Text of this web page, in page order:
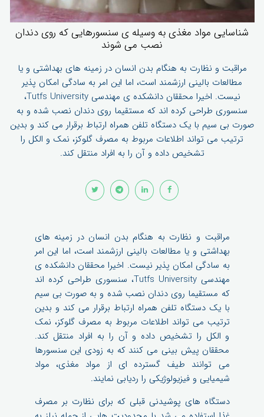
شناسایی مواد مغذی به وسیله ی سنسورهایی که روی دندان
نصب می شوند
مراقبت و نظارت به هنگام بدن انسان در زمینه های بهداشتی و یا
مطالعات بالینی ارزشمند است، اما این امر به سادگی امکان پذیر
نیست. اخیرا محققان دانشکده ی مهندسی Tutfs University،
سنسوری طراحی کرده اند که مستقیما روی دندان نصب شده و به
صورت بی سیم با یک دستگاه تلفن همراه ارتباط برقرار می کند و بدین
ترتیب می تواند اطلاعات مربوط به مصرف گلوکز، نمک و الکل را
تشخیص داده و آن را به افراد منتقل کند.
مراقبت و نظارت به هنگام بدن انسان در زمینه های
بهداشتی و یا مطالعات بالینی ارزشمند است، اما این امر
به سادگی امکان پذیر نیست. اخیرا محققان دانشکده ی
مهندسی Tutfs University، سنسوری طراحی کرده اند
که مستقیما روی دندان نصب شده و به صورت بی سیم
با یک دستگاه تلفن همراه ارتباط برقرار می کند و بدین
ترتیب می تواند اطلاعات مربوط به مصرف گلوکز، نمک
و الکل را تشخیص داده و آن را به افراد منتقل کند.
محققان پیش بینی می کنند که به زودی این سنسورها
می توانند طیف گسترده ای از مواد مغذی، مواد
شیمیایی و فیزیولوژیکی را ردیابی نمایند.
دستگاه های پوشیدنی قبلی که برای نظارت بر مصرف